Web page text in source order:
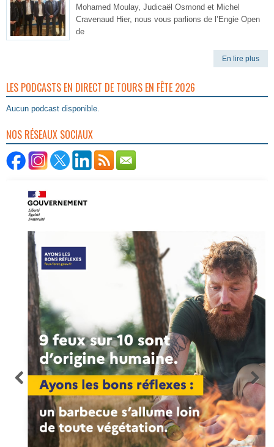
Mohamed Moulay, Judicaël Osmond et Michel
Cravenaud Hier, nous vous parlions de l’Engie Open
de
En lire plus
LES PODCASTS EN DIRECT DE TOURS EN FÊTE 2026
Aucun podcast disponible.
NOS RÉSEAUX SOCIAUX